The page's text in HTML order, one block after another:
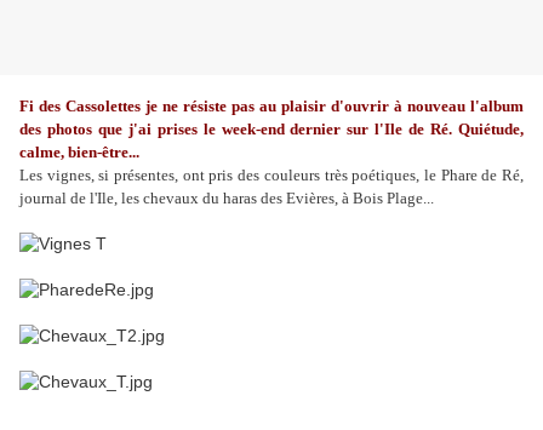
Fi des Cassolettes je ne résiste pas au plaisir d'ouvrir à nouveau l'album
des photos que j'ai prises le week-end dernier sur l'Ile de Ré. Quiétude,
calme, bien-être...
Les vignes, si présentes, ont pris des couleurs très poétiques, le Phare de Ré,
journal de l'Ile, les chevaux du haras des Evières, à Bois Plage...